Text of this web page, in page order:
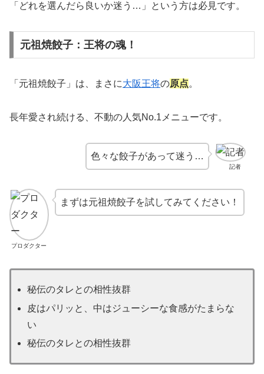
「どれを選んだら良いか迷う…」という方は必見です。
元祖焼餃子：王将の魂！
「元祖焼餃子」は、まさに大阪王将の原点。
長年愛され続ける、不動の人気No.1メニューです。
記者
色々な餃子があって迷う…
プロダクター
まずは元祖焼餃子を試してみてください！
秘伝のタレとの相性抜群
皮はパリッと、中はジューシーな食感がたまらな
い
秘伝のタレとの相性抜群